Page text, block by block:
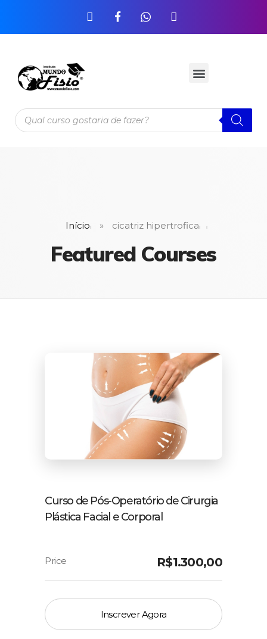
Início » cicatriz hipertrofica
Featured Courses
Curso de Pós-Operatório de Cirurgia
Plástica Facial e Corporal
R$1.300,00
Inscrever Agora